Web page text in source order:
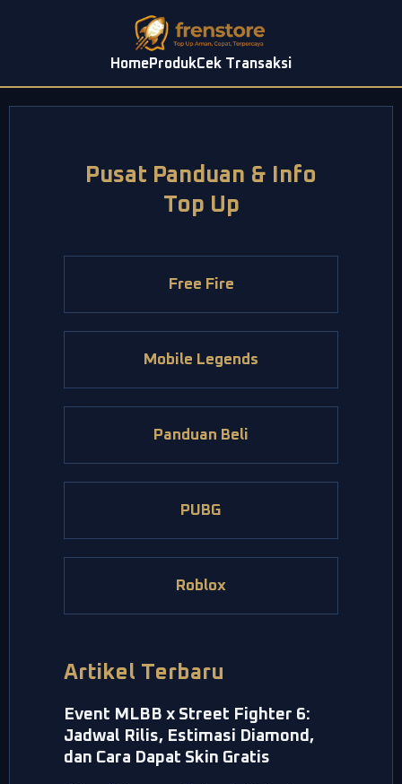
HomeProdukCek Transaksi
Pusat Panduan & Info
Top Up
Free Fire
Mobile Legends
Panduan Beli
PUBG
Roblox
Artikel Terbaru
Event MLBB x Street Fighter 6:
Jadwal Rilis, Estimasi Diamond,
dan Cara Dapat Skin Gratis